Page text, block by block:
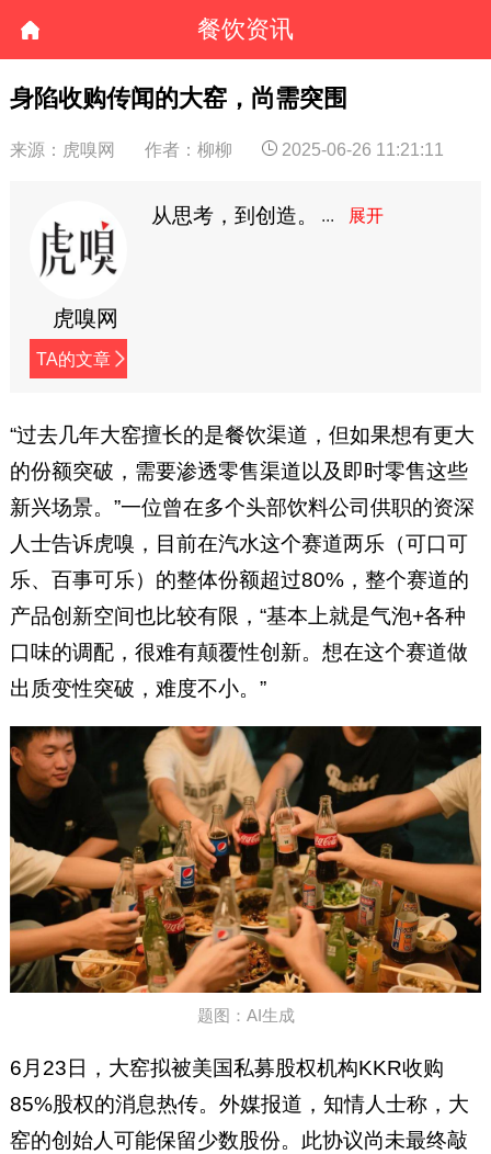
餐饮资讯
身陷收购传闻的大窑，尚需突围
来源：虎嗅网 作者：柳柳 2025-06-26 11:21:11
虎嗅网
TA的文章
从思考，到创造。
“过去几年大窑擅长的是餐饮渠道，但如果想有更大
的份额突破，需要渗透零售渠道以及即时零售这些
新兴场景。”一位曾在多个头部饮料公司供职的资深
人士告诉虎嗅，目前在汽水这个赛道两乐（可口可
乐、百事可乐）的整体份额超过80%，整个赛道的
产品创新空间也比较有限，“基本上就是气泡+各种
口味的调配，很难有颠覆性创新。想在这个赛道做
出质变性突破，难度不小。”
题图：AI生成
6月23日，大窑拟被美国私募股权机构KKR收购
85%股权的消息热传。外媒报道，知情人士称，大
窑的创始人可能保留少数股份。此协议尚未最终敲